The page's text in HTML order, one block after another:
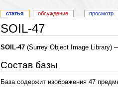
SOIL-47
SOIL-47(Surrey Object Image Library)
Состав базы
База содержит изображения 47
статья обсуждение просмотр